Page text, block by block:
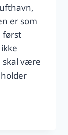
er som
først
skal være